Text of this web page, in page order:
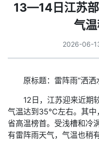
13—14日江苏
气
2026-06-
原标题：雷阵雨“洒洒
12日，江苏迎来近期较
气温达到35℃左右。其
省高温榜首。受浅槽和冷
有雷阵雨天气，气温也稍